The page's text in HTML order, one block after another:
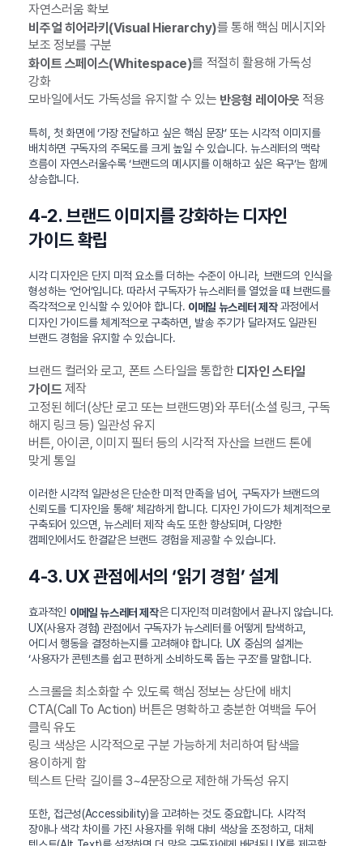
자연스러움 확보
비주얼 히어라키(Visual Hierarchy)를 통해 핵심 메시지와
보조 정보를 구분
화이트 스페이스(Whitespace)를 적절히 활용해 가독성
강화
모바일에서도 가독성을 유지할 수 있는 반응형 레이아웃 적용
특히, 첫 화면에 ‘가장 전달하고 싶은 핵심 문장’ 또는 시각적 이미지를
배치하면 구독자의 주목도를 크게 높일 수 있습니다. 뉴스레터의 맥락
흐름이 자연스러울수록 ‘브랜드의 메시지를 이해하고 싶은 욕구’는 함께
상승합니다.
4-2. 브랜드 이미지를 강화하는 디자인
가이드 확립
시각 디자인은 단지 미적 요소를 더하는 수준이 아니라, 브랜드의 인식을
형성하는 ‘언어’입니다. 따라서 구독자가 뉴스레터를 열었을 때 브랜드를
즉각적으로 인식할 수 있어야 합니다. 이메일 뉴스레터 제작과정에서
디자인 가이드를 체계적으로 구축하면, 발송 주기가 달라져도 일관된
브랜드 경험을 유지할 수 있습니다.
브랜드 컬러와 로고, 폰트 스타일을 통합한 디자인 스타일
가이드 제작
고정된 헤더(상단 로고 또는 브랜드명)와 푸터(소셜 링크, 구독
해지 링크 등) 일관성 유지
버튼, 아이콘, 이미지 필터 등의 시각적 자산을 브랜드 톤에
맞게 통일
이러한 시각적 일관성은 단순한 미적 만족을 넘어, 구독자가 브랜드의
신뢰도를 ‘디자인을 통해’ 체감하게 합니다. 디자인 가이드가 체계적으로
구축되어 있으면, 뉴스레터 제작 속도 또한 향상되며, 다양한
캠페인에서도 한결같은 브랜드 경험을 제공할 수 있습니다.
4-3. UX 관점에서의 ‘읽기 경험’ 설계
효과적인 이메일 뉴스레터 제작은 디자인적 미려함에서 끝나지 않습니다.
UX(사용자 경험) 관점에서 구독자가 뉴스레터를 어떻게 탐색하고,
어디서 행동을 결정하는지를 고려해야 합니다. UX 중심의 설계는
‘사용자가 콘텐츠를 쉽고 편하게 소비하도록 돕는 구조’를 말합니다.
스크롤을 최소화할 수 있도록 핵심 정보는 상단에 배치
CTA(Call To Action) 버튼은 명확하고 충분한 여백을 두어
클릭 유도
링크 색상은 시각적으로 구분 가능하게 처리하여 탐색을
용이하게 함
텍스트 단락 길이를 3~4문장으로 제한해 가독성 유지
또한, 접근성(Accessibility)을 고려하는 것도 중요합니다. 시각적
장애나 색각 차이를 가진 사용자를 위해 대비 색상을 조정하고, 대체